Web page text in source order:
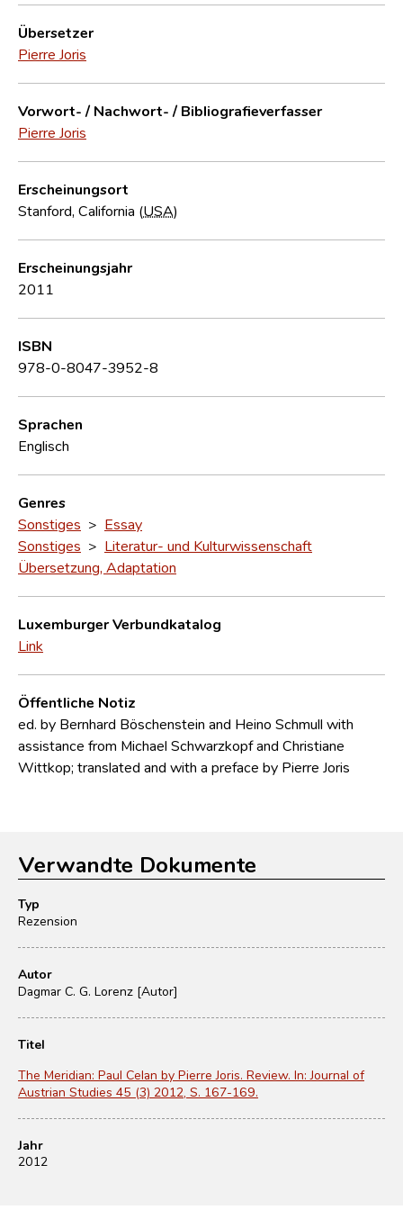
Übersetzer
Pierre Joris
Vorwort- / Nachwort- / Bibliografieverfasser
Pierre Joris
Erscheinungsort
Stanford, California (USA)
Erscheinungsjahr
2011
ISBN
978-0-8047-3952-8
Sprachen
Englisch
Genres
Sonstiges > Essay
Sonstiges > Literatur- und Kulturwissenschaft
Übersetzung, Adaptation
Luxemburger Verbundkatalog
Link
Öffentliche Notiz
ed. by Bernhard Böschenstein and Heino Schmull with
assistance from Michael Schwarzkopf and Christiane
Wittkop; translated and with a preface by Pierre Joris
Verwandte Dokumente
Typ
Rezension
Autor
Dagmar C. G. Lorenz [Autor]
Titel
The Meridian: Paul Celan by Pierre Joris. Review. In: Journal of
Austrian Studies 45 (3) 2012, S. 167-169.
Jahr
2012